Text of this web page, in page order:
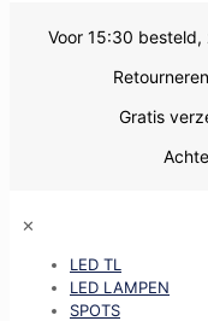
Voor 15:30
Gratis
✕
LED TL
LED LAMPEN
SPOTS